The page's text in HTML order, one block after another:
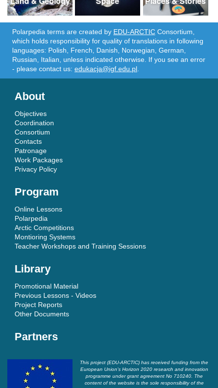
Polarpedia terms are created by EDU-ARCTIC Consortium,
which holds responsibility for quality of translations in following
languages: Polish, French, Danish, Norwegian, German,
Russian, Italian, unless indicated otherwise. If you see an error
- please contact us: edukacja@igf.edu.pl
About
Objectives
Coordination
Consortium
Contacts
Patronage
Work Packages
Privacy Policy
Program
Online Lessons
Polarpedia
Arctic Competitions
Montioring Systems
Teacher Workshops and Training Sessions
Library
Promotional Material
Previous Lessons - Videos
Project Reports
Other Documents
Partners
This project (EDU-ARCTIC) has received funding from the
European Union’s Horizon 2020 research and innovation
programme under grant agreement No 710240. The
content of the website is the sole responsibility of the